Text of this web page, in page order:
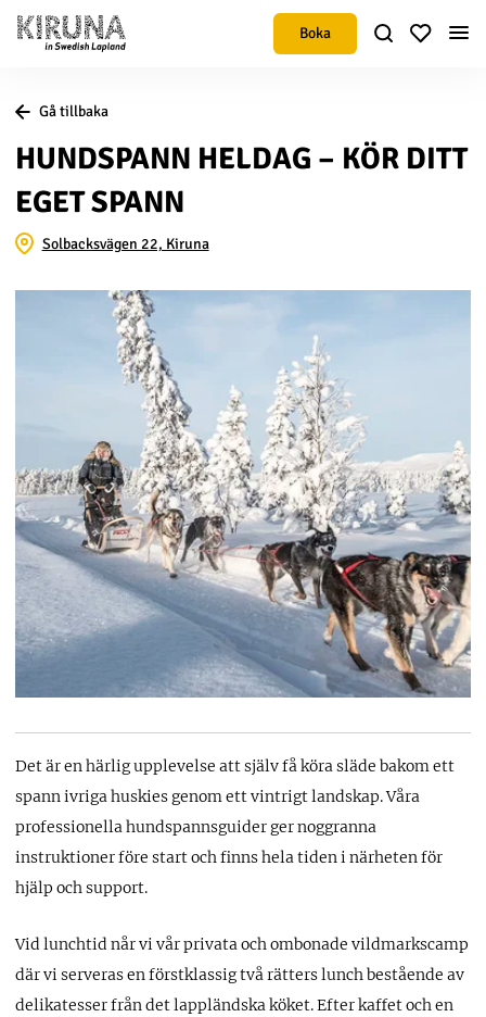
Boka
Gå tillbaka
HUNDSPANN HELDAG – KÖR DITT
EGET SPANN
Solbacksvägen 22, Kiruna
Det är en härlig upplevelse att själv få köra släde bakom ett
spann ivriga huskies genom ett vintrigt landskap. Våra
professionella hundspannsguider ger noggranna
instruktioner före start och finns hela tiden i närheten för
hjälp och support.
Vid lunchtid når vi vår privata och ombonade vildmarkscamp
där vi serveras en förstklassig två rätters lunch bestående av
delikatesser från det lappländska köket. Efter kaffet och en